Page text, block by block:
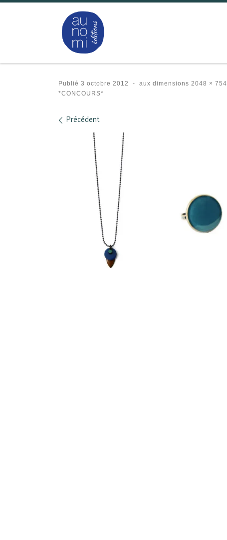
Passer au contenu
Publié 3 octobre 2012 - aux dimensions 2048 × 754
*CONCOURS*
Navigation des images
Précédent